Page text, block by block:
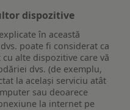
dispozitive
în această
poate fi considerat ca
alte dispozitive care vă
dvs. (de exemplu,
la același serviciu atât
sau deoarece
la internet pe